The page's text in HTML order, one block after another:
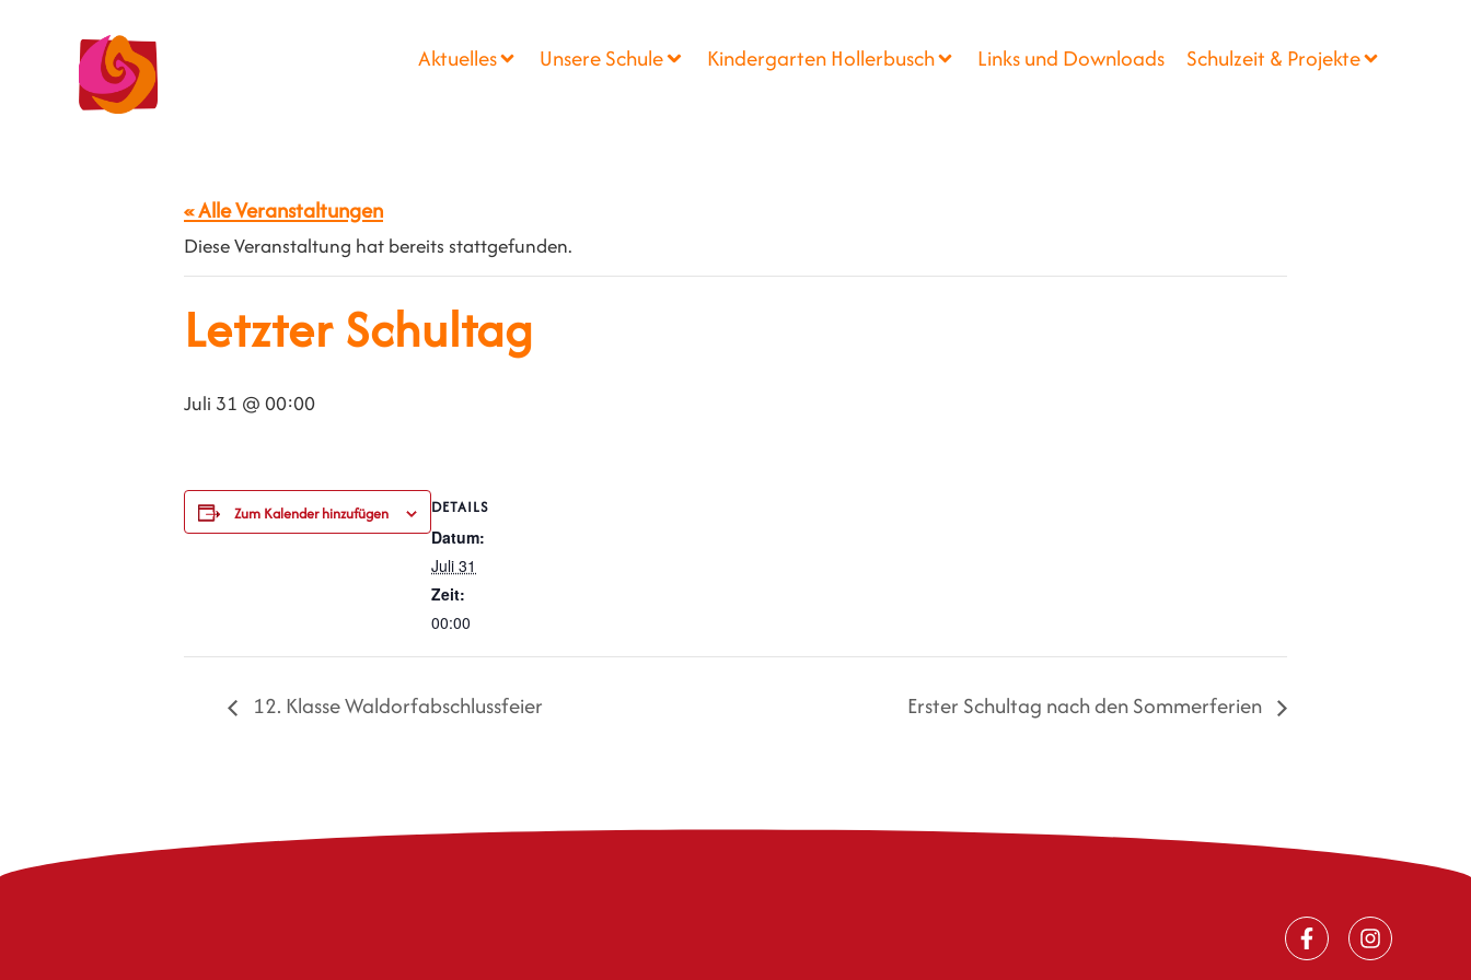
Aktuelles Unsere Schule Kindergarten Hollerbusch Links und Downloads Schulzeit & Projekte
« Alle Veranstaltungen
Diese Veranstaltung hat bereits stattgefunden.
Letzter Schultag
Juli 31 @ 00:00
Zum Kalender hinzufügen DETAILS
Datum:
Juli 31
Zeit:
00:00
12. Klasse Waldorfabschlussfeier Erster Schultag nach den Sommerferien